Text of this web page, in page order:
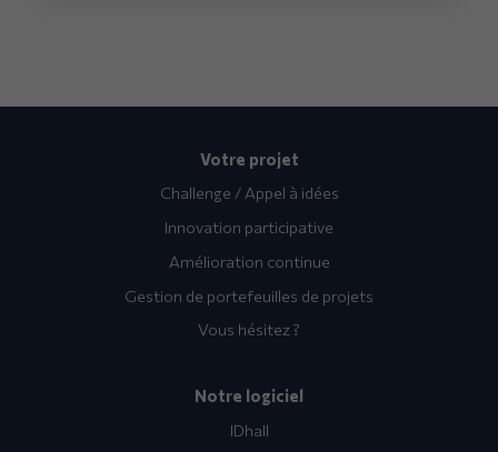
Votre projet
Challenge / Appel à idées
Innovation participative
Amélioration continue
Gestion de portefeuilles de projets
Vous hésitez ?
Notre logiciel
IDhall